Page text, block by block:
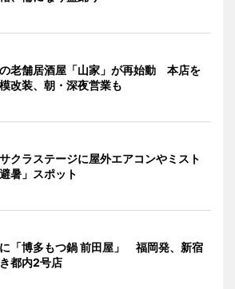
老舗居酒屋「山家」が再始動 本店を
改装、朝・深夜営業も
クラステージに屋外エアコンやミスト
暑」スポット
「博多もつ鍋 前田屋」 福岡発、新宿
都内2号店